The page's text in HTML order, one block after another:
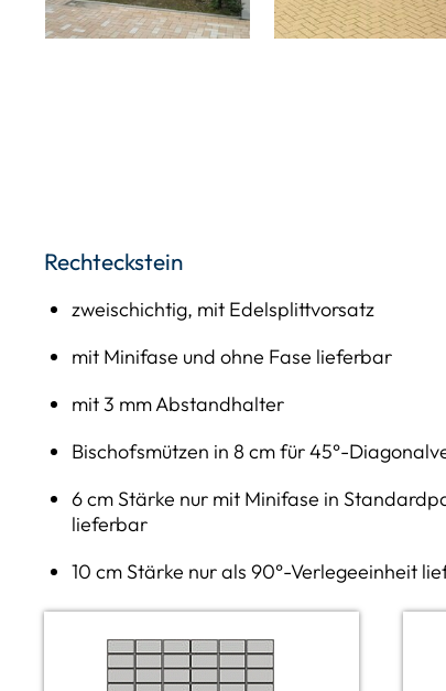
Rechteckstein
zweischichtig, mit Edelsplittvorsatz
mit Minifase und ohne Fase lieferbar
mit 3 mm Abstandhalter
Bischofsmützen in 8 cm für 45°-
6 cm Stärke nur mit Minifase in
lieferbar
10 cm Stärke nur als 90°-Verlegeeinheit